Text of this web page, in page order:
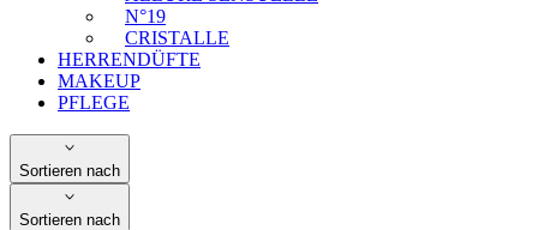
N°19
CRISTALLE
HERRENDÜFTE
MAKEUP
PFLEGE
Sortieren nach
Sortieren nach